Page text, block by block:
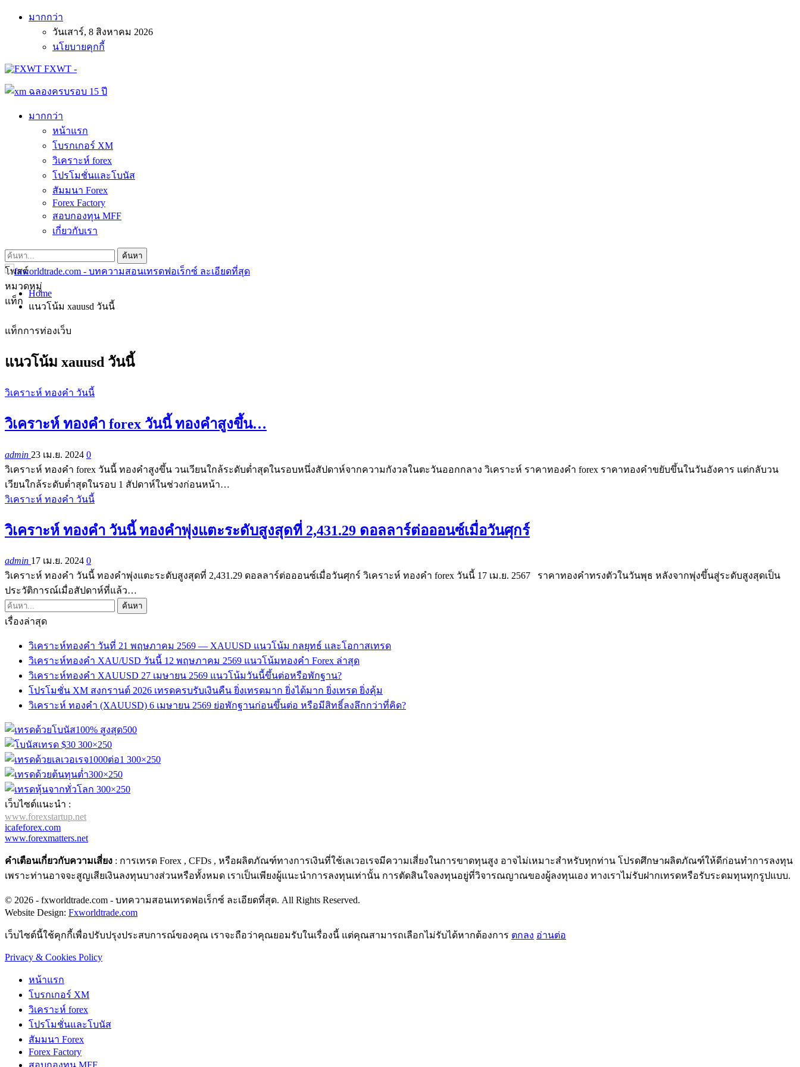
มากกว่า
วันเสาร์, 8 สิงหาคม 2026
นโยบายคุกกี้
FXWT -
มากกว่า
หน้าแรก
โบรกเกอร์ XM
วิเคราะห์ forex
โปรโมชั่นและโบนัส
สัมมนา Forex
Forex Factory
สอบกองทุน MFF
เกี่ยวกับเรา
โพสต์
หมวดหมู่
แท็ก
Home
แนวโน้ม xauusd วันนี้
แท็กการท่องเว็บ
แนวโน้ม xauusd วันนี้
วิเคราะห์ ทองคำ วันนี้
วิเคราะห์ ทองคำ forex วันนี้ ทองคำสูงขึ้น…
admin 23 เม.ย. 2024 0
วิเคราะห์ ทองคำ forex วันนี้ ทองคำสูงขึ้น วนเวียนใกล้ระดับต่ำสุดในรอบหนึ่งสัปดาห์จากความกังวลในตะวันออกกลาง วิเคราะห์ ราคาทองคำ forex ราคาทองคำขยับขึ้นในวันอังคาร แต่กลับวน
เวียนใกล้ระดับต่ำสุดในรอบ 1 สัปดาห์ในช่วงก่อนหน้า…
วิเคราะห์ ทองคำ วันนี้
วิเคราะห์ ทองคำ วันนี้ ทองคำพุ่งแตะระดับสูงสุดที่ 2,431.29 ดอลลาร์ต่อออนซ์เมื่อวันศุกร์
admin 17 เม.ย. 2024 0
วิเคราะห์ ทองคำ วันนี้ ทองคำพุ่งแตะระดับสูงสุดที่ 2,431.29 ดอลลาร์ต่อออนซ์เมื่อวันศุกร์ วิเคราะห์ ทองคำ forex วันนี้ 17 เม.ย. 2567 ราคาทองคำทรงตัวในวันพุธ หลังจากพุ่งขึ้นสู่ระดับสูงสุดเป็น
ประวัติการณ์เมื่อสัปดาห์ที่แล้ว…
เรื่องล่าสุด
วิเคราะห์ทองคำ วันที่ 21 พฤษภาคม 2569 — XAUUSD แนวโน้ม กลยุทธ์ และโอกาสเทรด
วิเคราะห์ทองคำ XAU/USD วันนี้ 12 พฤษภาคม 2569 แนวโน้มทองคำ Forex ล่าสุด
วิเคราะห์ทองคำ XAUUSD 27 เมษายน 2569 แนวโน้มวันนี้ขึ้นต่อหรือพักฐาน?
โปรโมชั่น XM สงกรานต์ 2026 เทรดครบรับเงินคืน ยิ่งเทรดมาก ยิ่งได้มาก ยิ่งเทรด ยิ่งคุ้ม
วิเคราะห์ ทองคำ (XAUUSD) 6 เมษายน 2569 ย่อพักฐานก่อนขึ้นต่อ หรือมีสิทธิ์ลงลึกกว่าที่คิด?
เว็บไซต์แนะนำ :
www.forexstartup.net
icafeforex.com
www.forexmatters.net
คำเตือนเกี่ยวกับความเสี่ยง : การเทรด Forex , CFDs , หรือผลิตภัณฑ์ทางการเงินที่ใช้เลเวอเรจมีความเสี่ยงในการขาดทุนสูง อาจไม่เหมาะสำหรับทุกท่าน โปรดศึกษาผลิตภัณฑ์ให้ดีก่อนทำการลงทุน
เพราะท่านอาจจะสูญเสียเงินลงทุนบางส่วนหรือทั้งหมด เราเป็นเพียงผู้แนะนำการลงทุนเท่านั้น การตัดสินใจลงทุนอยู่ที่วิจารณญาณของผู้ลงทุนเอง ทางเราไม่รับฝากเทรดหรือรับระดมทุนทุกรูปแบบ.
© 2026 - fxworldtrade.com - บทความสอนเทรดฟอเร็กซ์ ละเอียดที่สุด. All Rights Reserved.
Website Design: Fxworldtrade.com
เว็บไซต์นี้ใช้คุกกี้เพื่อปรับปรุงประสบการณ์ของคุณ เราจะถือว่าคุณยอมรับในเรื่องนี้ แต่คุณสามารถเลือกไม่รับได้หากต้องการ ตกลง อ่านต่อ
Privacy & Cookies Policy
หน้าแรก
โบรกเกอร์ XM
วิเคราะห์ forex
โปรโมชั่นและโบนัส
สัมมนา Forex
Forex Factory